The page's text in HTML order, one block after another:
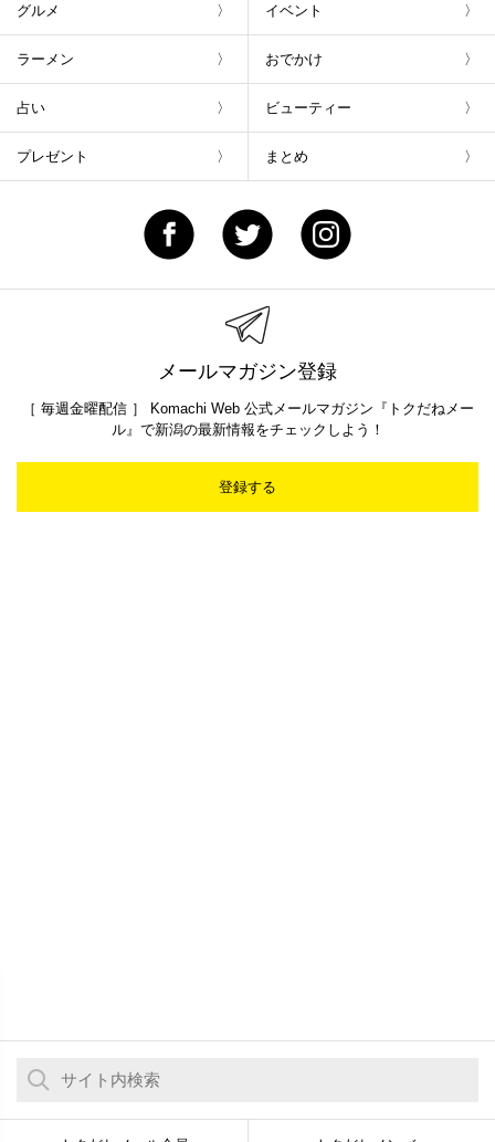
グルメ イベント
ラーメン おでかけ
占い ビューティー
プレゼント まとめ
メールマガジン登録
［ 毎週金曜配信 ］ Komachi Web 公式メールマガジン『トクだねメー
ル』で新潟の最新情報をチェックしよう！
登録する